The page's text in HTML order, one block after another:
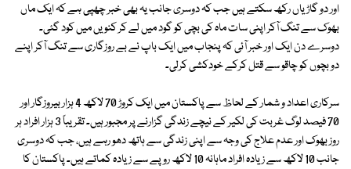
اور دو گاڑیاں رکھ سکتے ہیں جب کہ دوسری جانب یہ بھی خبر چھپی ہے کہ ایک ماں
بھوک سے تنگ آکر اپنی سات ماہ کی بچی کو گود میں لے کر کنویں میں کود گئی۔
دوسرے دن ایک اور خبر آئی کہ پنجاب میں ایک باپ نے بے روزگاری سے تنگ آکر اپنے
دو بچوں کو چاقو سے قتل کرکے خودکشی کرلی۔
سرکاری اعداد و شمار کے لحاظ سے پاکستان میں ایک کروڑ 70 لاکھ 4 ہزار بیروزگار اور
70 فیصد لوگ غربت کی لکیر کے نیچے زندگی گزارنے پر مجبور ہیں۔ تقریباً 3 ہزار افراد ہر
روز بھوک اور عدم علاج کی وجہ سے اپنی زندگی سے ہاتھ دھو رہے ہیں، جب کہ دوسری
جانب 10 لاکھ سے زیادہ افراد ماہانہ 10 لاکھ روپے سے زیادہ کماتے ہیں۔ پاکستان کا